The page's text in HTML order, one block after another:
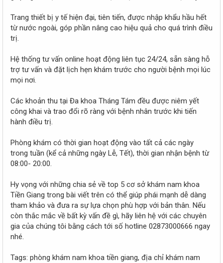
Trang thiết bị y tế hiện đại, tiên tiến, được nhập khẩu hầu hết
từ nước ngoài, góp phần nâng cao hiệu quả cho quá trình điều
trị.
Hệ thống tư vấn online hoạt động liên tục 24/24, sẵn sàng hỗ
trợ tư vấn và đặt lịch hẹn khám trước cho người bệnh mọi lúc
mọi nơi.
Các khoản thu tại Đa khoa Tháng Tám đều được niêm yết
công khai và trao đổi rõ ràng với bệnh nhân trước khi tiến
hành điều trị.
Phòng khám có thời gian hoạt động vào tất cả các ngày
trong tuần (kể cả những ngày Lễ, Tết), thời gian nhận bệnh từ
08:00- 20:00.
Hy vọng với những chia sẻ về top 5 cơ sở khám nam khoa
Tiền Giang trong bài viết trên có thể giúp phái mạnh dễ dàng
tham khảo và đưa ra sự lựa chọn phù hợp với bản thân. Nếu
còn thắc mắc về bất kỳ vấn đề gì, hãy liên hệ với các chuyên
gia của chúng tôi bằng cách tới số hotline 02873000666 ngay
nhé.
Tags: phòng khám nam khoa tiền giang, địa chỉ khám nam